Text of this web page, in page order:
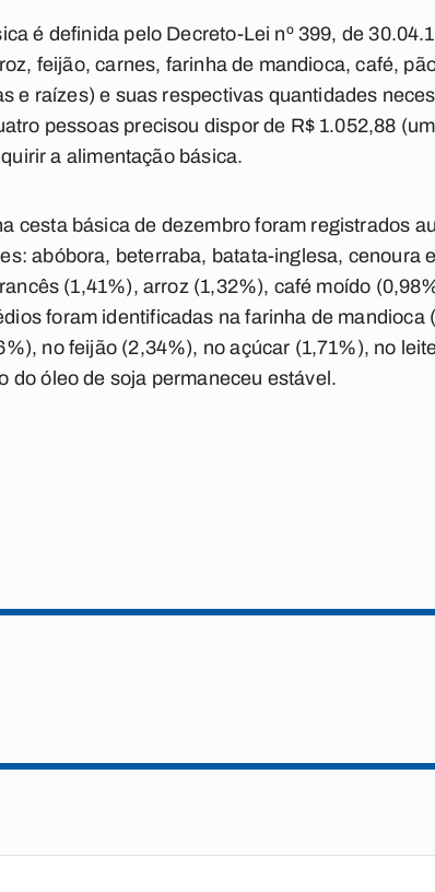
é definida pelo Decreto-Lei nº 399, de
feijão, carnes, farinha de mandioca, café,
e raízes) e suas respectivas quantidades
pessoas precisou dispor de R$ 1.052,88
a alimentação básica.
cesta básica de dezembro foram registrados
abóbora, beterraba, batata-inglesa, cenoura
(1,41%), arroz (1,32%), café moído
foram identificadas na farinha de mandioca
no feijão (2,34%), no açúcar (1,71%), no
do óleo de soja permaneceu estável.